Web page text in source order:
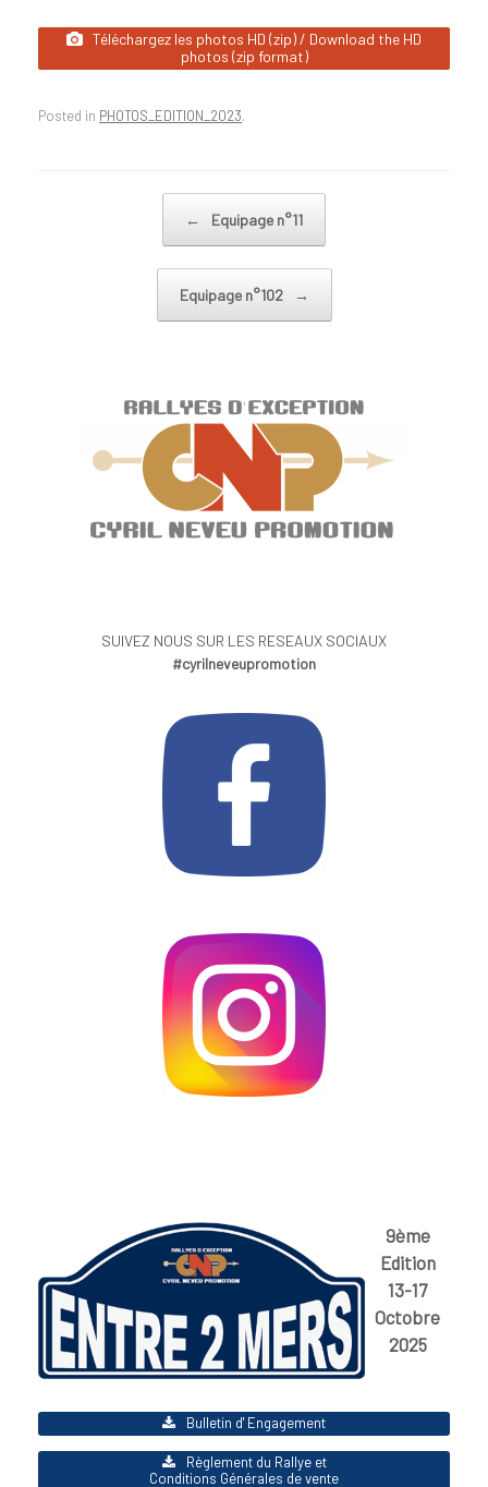
Téléchargez les photos HD (zip) / Download the HD
photos (zip format)
Posted in PHOTOS_EDITION_2023.
← Equipage n°11
Equipage n°102 →
SUIVEZ NOUS SUR LES RESEAUX SOCIAUX
#cyrilneveupromotion
9ème
Edition
13-17
Octobre
2025
Bulletin d' Engagement
Règlement du Rallye et
Conditions Générales de vente